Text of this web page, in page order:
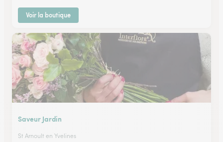
Voir la boutique
Saveur Jardin
St Arnoult en Yvelines